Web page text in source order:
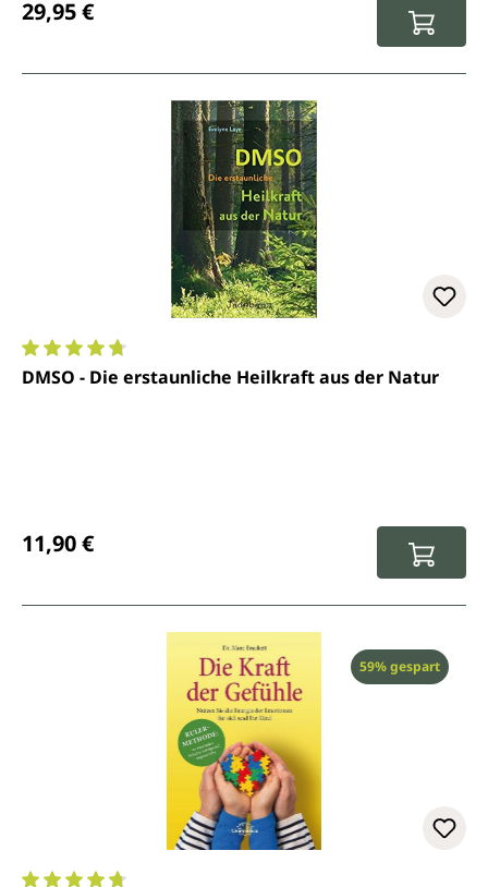
29,95 €
Durchschnittliche Bewertung von 4.7 von 5 Sternen
DMSO - Die erstaunliche Heilkraft aus der Natur
11,90 €
Rabatt
59% gespart